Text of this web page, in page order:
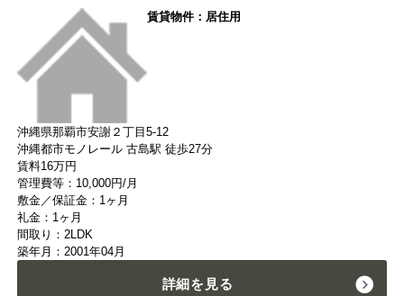
賃貸物件：居住用
沖縄県那覇市安謝２丁目5-12
沖縄都市モノレール 古島駅 徒歩27分
賃料16万円
管理費等：10,000円/月
敷金／保証金：1ヶ月
礼金：1ヶ月
間取り：2LDK
築年月：2001年04月
詳細を見る